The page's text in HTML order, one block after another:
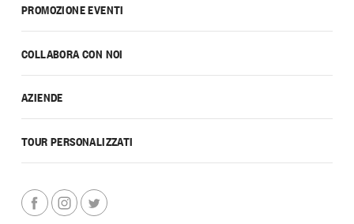
PROMOZIONE EVENTI
COLLABORA CON NOI
AZIENDE
TOUR PERSONALIZZATI